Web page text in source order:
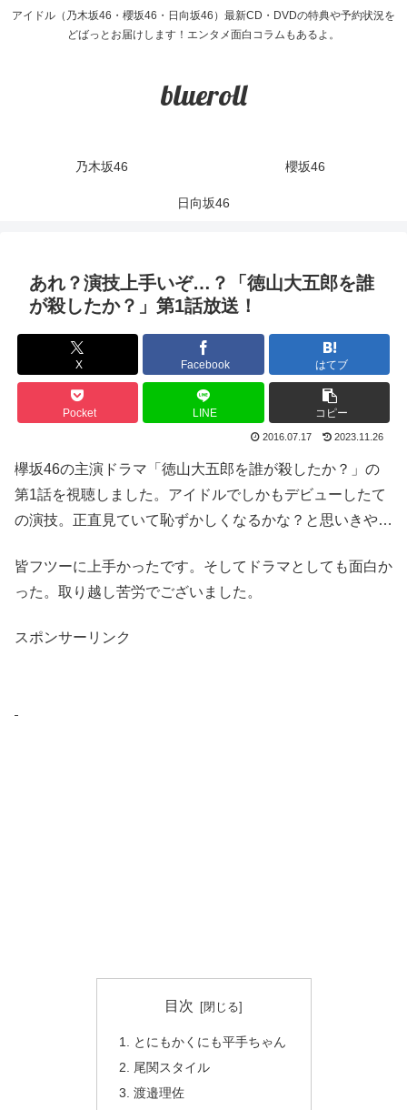
アイドル（乃木坂46・櫻坂46・日向坂46）最新CD・DVDの特典や予約状況を
どばっとお届けします！エンタメ面白コラムもあるよ。
blueroll
乃木坂46 櫻坂46
日向坂46
あれ？演技上手いぞ…？「徳山大五郎を誰
が殺したか？」第1話放送！
X Facebook はてブ
Pocket LINE コピー
2016.07.17 2023.11.26
欅坂46の主演ドラマ「徳山大五郎を誰が殺したか？」の
第1話を視聴しました。アイドルでしかもデビューしたて
の演技。正直見ていて恥ずかしくなるかな？と思いきや…
皆フツーに上手かったです。そしてドラマとしても面白か
った。取り越し苦労でございました。
スポンサーリンク
目次
とにもかくにも平手ちゃん
尾関スタイル
渡邉理佐